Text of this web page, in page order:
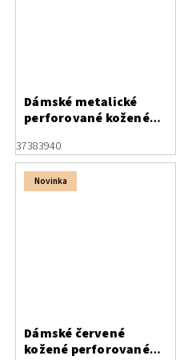
Dámské metalické
perforované kožené
37383940
Novinka
Dámské červené
kožené perforované